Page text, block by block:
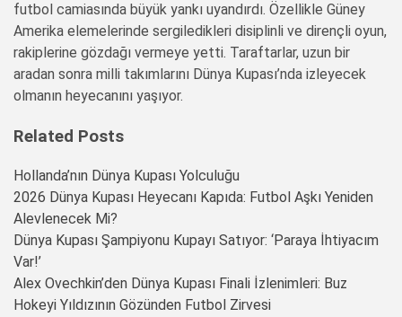
futbol camiasında büyük yankı uyandırdı. Özellikle Güney
Amerika elemelerinde sergiledikleri disiplinli ve dirençli oyun,
rakiplerine gözdağı vermeye yetti. Taraftarlar, uzun bir
aradan sonra milli takımlarını Dünya Kupası’nda izleyecek
olmanın heyecanını yaşıyor.
Related Posts
Hollanda’nın Dünya Kupası Yolculuğu
2026 Dünya Kupası Heyecanı Kapıda: Futbol Aşkı Yeniden
Alevlenecek Mi?
Dünya Kupası Şampiyonu Kupayı Satıyor: ‘Paraya İhtiyacım
Var!’
Alex Ovechkin’den Dünya Kupası Finali İzlenimleri: Buz
Hokeyi Yıldızının Gözünden Futbol Zirvesi